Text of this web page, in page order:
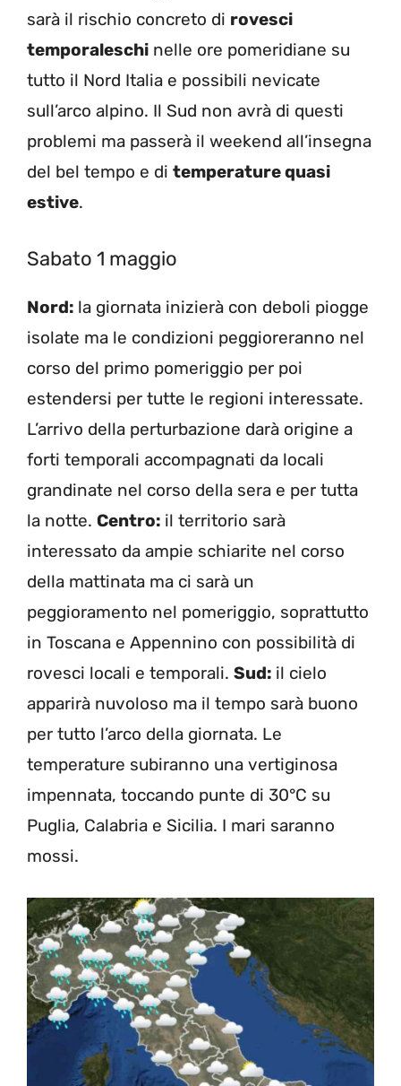
sarà il rischio concreto di rovesci
temporaleschi nelle ore pomeridiane su
tutto il Nord Italia e possibili nevicate
sull’arco alpino. Il Sud non avrà di questi
problemi ma passerà il weekend all’insegna
del bel tempo e di temperature quasi
estive.
Sabato 1 maggio
Nord: la giornata inizierà con deboli piogge
isolate ma le condizioni peggioreranno nel
corso del primo pomeriggio per poi
estendersi per tutte le regioni interessate.
L’arrivo della perturbazione darà origine a
forti temporali accompagnati da locali
grandinate nel corso della sera e per tutta
la notte. Centro: il territorio sarà
interessato da ampie schiarite nel corso
della mattinata ma ci sarà un
peggioramento nel pomeriggio, soprattutto
in Toscana e Appennino con possibilità di
rovesci locali e temporali. Sud: il cielo
apparirà nuvoloso ma il tempo sarà buono
per tutto l’arco della giornata. Le
temperature subiranno una vertiginosa
impennata, toccando punte di 30°C su
Puglia, Calabria e Sicilia. I mari saranno
mossi.